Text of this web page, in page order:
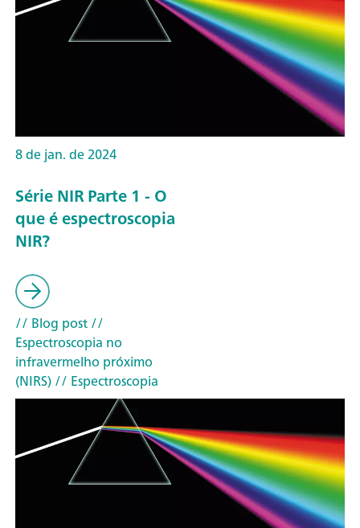
8 de jan. de 2024
Série NIR Parte 1 - O
que é espectroscopia
NIR?
// Blog post//
Espectroscopia no
infravermelho próximo
(NIRS)// Espectroscopia